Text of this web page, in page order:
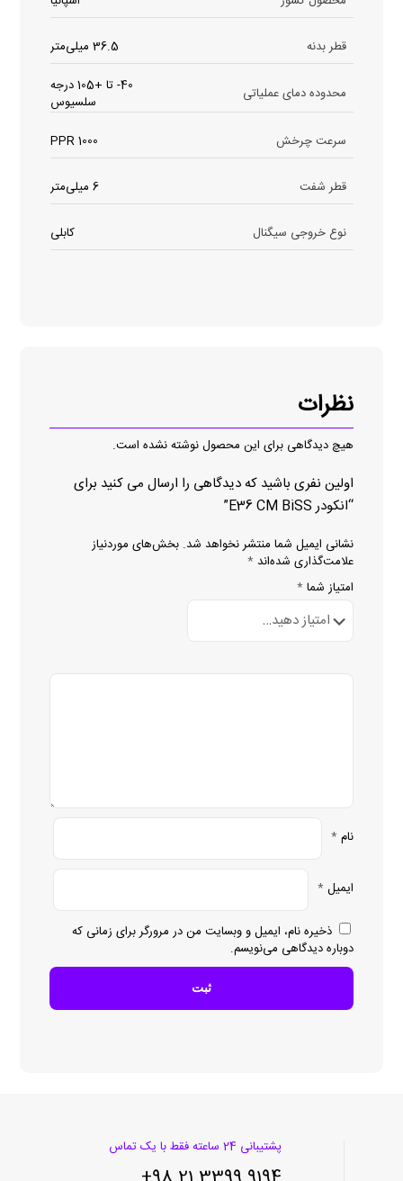
قطر بدنه 36.5 میلی‌متر
محدوده دمای عملیاتی
40- تا +105 درجه
سلسیوس
سرعت چرخش
1000 PPR
قطر شفت 6 میلی‌متر
نوع خروجی سیگنال کابلی
نظرات
هیچ دیدگاهی برای این محصول نوشته نشده است.
اولین نفری باشید که دیدگاهی را ارسال می کنید برای
“انکودر E36 CM BiSS”
نشانی ایمیل شما منتشر نخواهد شد. بخش‌های موردنیاز
علامت‌گذاری شده‌اند *
امتیاز شما *
نام *
ایمیل *
ذخیره نام، ایمیل و وبسایت من در مرورگر برای زمانی که
دوباره دیدگاهی می‌نویسم.
پشتیبانی 24 ساعته فقط با یک تماس